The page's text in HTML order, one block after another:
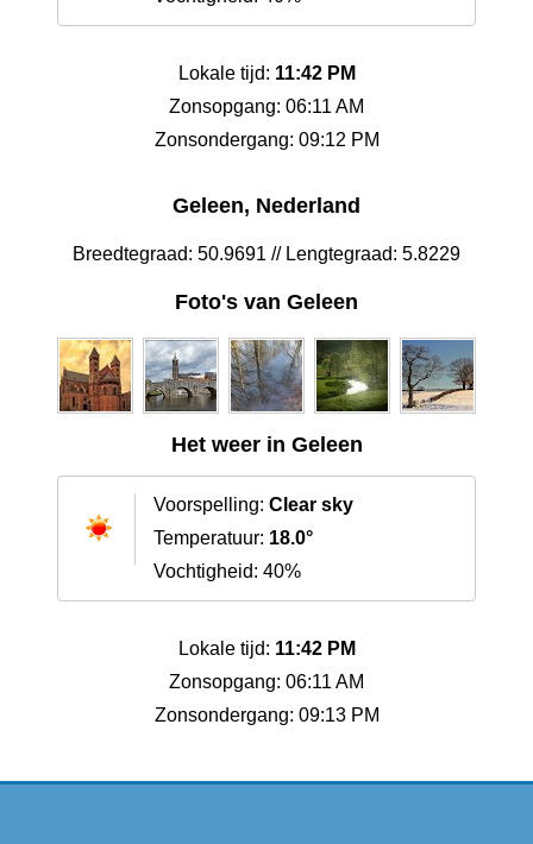
Lokale tijd: 11:42 PM
Zonsopgang: 06:11 AM
Zonsondergang: 09:12 PM
Geleen, Nederland
Breedtegraad: 50.9691 // Lengtegraad: 5.8229
Foto's van Geleen
Het weer in Geleen
Voorspelling: Clear sky
Temperatuur: 18.0°
Vochtigheid: 40%
Lokale tijd: 11:42 PM
Zonsopgang: 06:11 AM
Zonsondergang: 09:13 PM